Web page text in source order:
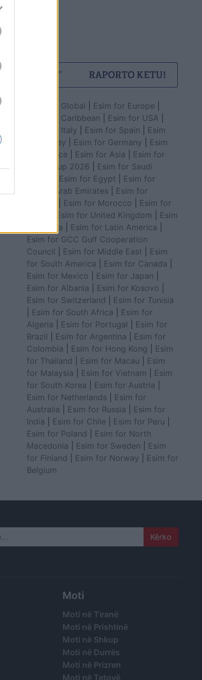
Esim for Global Esim for Europe
Esim for Caribbean
Esim for USA
Esim for Italy
Esim for Spain
Esim
for Turkey
Esim for Germany
Esim
for Greece
Esim for Asia
Esim for
World Cup 2026
Esim for Saudi
Esim for Egypt
Esim for
United Arab Emirates
Esim for
Esim for Morocco
Esim for
Esim for United Kingdom
Esim
for Africa
Esim for Latin America
Esim for GCC Gulf Cooperation
Council
Esim for Middle East
Esim
for South America
Esim for Canada
Esim for Mexico
Esim for Japan
Esim for Albania
Esim for Kosovo
Esim for Switzerland
Esim for Tunisia
Esim for South Africa
Esim for
Algeria
Esim for Portugal
Esim for
Brazil
Esim for Argentina
Esim for
Colombia
Esim for Hong Kong
Esim
for Thailand
Esim for Macau
Esim
for Malaysia
Esim for Vietnam
Esim
for South Korea
Esim for Austria
Esim for Netherlands
Esim for
Australia
Esim for Russia
Esim for
India
Esim for Chile Esim for Peru
Esim for Poland
Esim for North
Macedonia
Esim for Sweden
Esim
for Finland
Esim for Norway
Esim for
Belgium
Moti
Moti në Tiranë
Moti në Prishtinë
Moti në Shkup
Moti në Durrës
Moti në Prizren
Moti në Tetovë